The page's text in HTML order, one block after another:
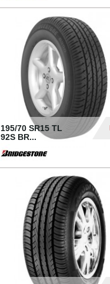
195/70 SR15 TL
92S BR...